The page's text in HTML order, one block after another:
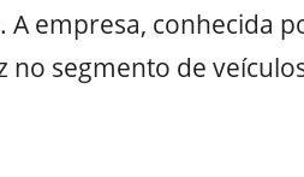
empresa, conhecida
segmento de